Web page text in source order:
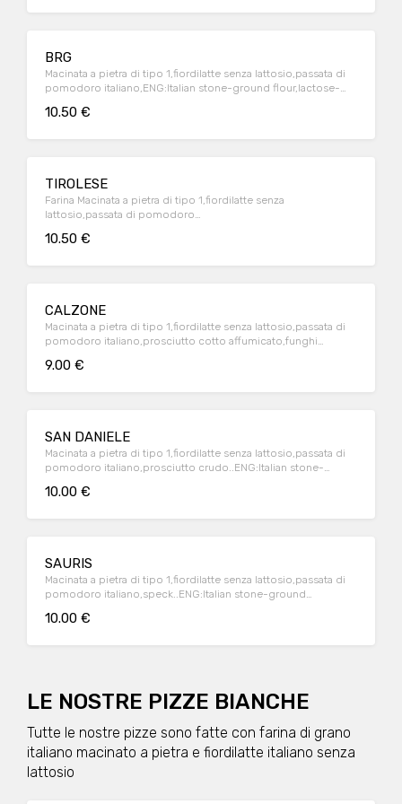
BRG
Macinata a pietra di tipo 1,fiordilatte senza lattosio,passata di
pomodoro italiano,ENG:Italian stone-ground flour,lactose-
souce,bresaola,rucola,grana. bresaola,arugula,parmesan
10.50 €
TIROLESE
Farina Macinata a pietra di tipo 1,fiordilatte senza
lattosio,passata di pomodoro
flour,lactose-free italian milk mozzarella,italian tomatoes
10.50 €
CALZONE
Macinata a pietra di tipo 1,fiordilatte senza lattosio,passata di
pomodoro italiano,prosciutto cotto affumicato,funghi
flour,lactose-free italian milk mozzarella,italian tomatoes
9.00 €
SAN DANIELE
Macinata a pietra di tipo 1,fiordilatte senza lattosio,passata di
pomodoro italiano,prosciutto crudo..ENG:Italian stone-
tomatoes source,raw ham
10.00 €
SAURIS
Macinata a pietra di tipo 1,fiordilatte senza lattosio,passata di
pomodoro italiano,speck..ENG:Italian stone-ground
source,speck
10.00 €
LE NOSTRE PIZZE BIANCHE
Tutte le nostre pizze sono fatte con farina di grano
italiano macinato a pietra e fiordilatte italiano senza
lattosio